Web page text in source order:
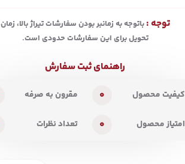
توجه :باتوجه به زمانبر بودن سفارشات تیراژ بالا، زمان
تحویل برای این سفارشات حدودی است.
راهنمای ثبت سفارش
کیفیت محصول 0 مقرون به صرفه
امتیاز محصول 0 تعداد نظرات